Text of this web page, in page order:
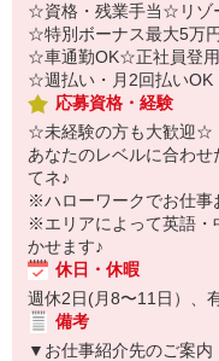
☆資格・残業手当☆リゾ
☆特別ボーナス最大5万
☆車通勤OK☆正社員登
☆週払い・月2回払いOK
応募資格・経験
☆未経験の方も大歓迎
あなたのレベルに合わ
てネ♪
※ハローワークでお仕事
※エリアによって英語・
かせます♪
休日・休暇
週休2日(月8〜11日）、
備考
▼お仕事紹介先のご案内